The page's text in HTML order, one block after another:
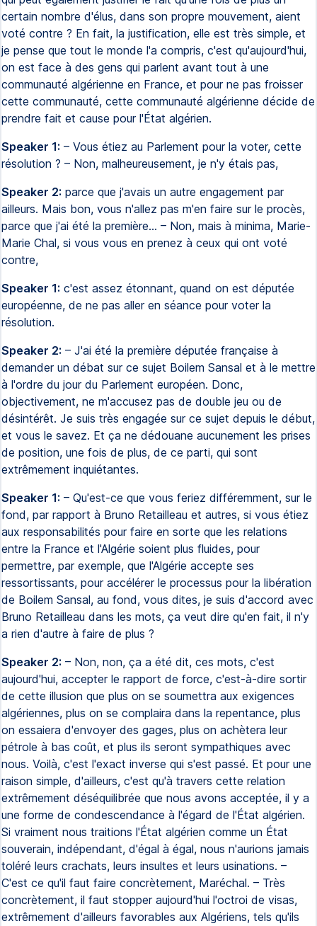
certain nombre d'élus, dans son propre mouvement, aient
voté contre ? En fait, la justification, elle est très simple, et
je pense que tout le monde l'a compris, c'est qu'aujourd'hui,
on est face à des gens qui parlent avant tout à une
communauté algérienne en France, et pour ne pas froisser
cette communauté, cette communauté algérienne décide de
prendre fait et cause pour l'État algérien.
Speaker 1: – Vous étiez au Parlement pour la voter, cette
résolution ? – Non, malheureusement, je n'y étais pas,
Speaker 2: parce que j'avais un autre engagement par
ailleurs. Mais bon, vous n'allez pas m'en faire sur le procès,
parce que j'ai été la première… – Non, mais à minima, Marie-
Marie Chal, si vous vous en prenez à ceux qui ont voté
contre,
Speaker 1: c'est assez étonnant, quand on est députée
européenne, de ne pas aller en séance pour voter la
résolution.
Speaker 2: – J'ai été la première députée française à
demander un débat sur ce sujet Boilem Sansal et à le mettre
à l'ordre du jour du Parlement européen. Donc,
objectivement, ne m'accusez pas de double jeu ou de
désintérêt. Je suis très engagée sur ce sujet depuis le début,
et vous le savez. Et ça ne dédouane aucunement les prises
de position, une fois de plus, de ce parti, qui sont
extrêmement inquiétantes.
Speaker 1: – Qu'est-ce que vous feriez différemment, sur le
fond, par rapport à Bruno Retailleau et autres, si vous étiez
aux responsabilités pour faire en sorte que les relations
entre la France et l'Algérie soient plus fluides, pour
permettre, par exemple, que l'Algérie accepte ses
ressortissants, pour accélérer le processus pour la libération
de Boilem Sansal, au fond, vous dites, je suis d'accord avec
Bruno Retailleau dans les mots, ça veut dire qu'en fait, il n'y
a rien d'autre à faire de plus ?
Speaker 2: – Non, non, ça a été dit, ces mots, c'est
aujourd'hui, accepter le rapport de force, c'est-à-dire sortir
de cette illusion que plus on se soumettra aux exigences
algériennes, plus on se complaira dans la repentance, plus
on essaiera d'envoyer des gages, plus on achètera leur
pétrole à bas coût, et plus ils seront sympathiques avec
nous. Voilà, c'est l'exact inverse qui s'est passé. Et pour une
raison simple, d'ailleurs, c'est qu'à travers cette relation
extrêmement déséquilibrée que nous avons acceptée, il y a
une forme de condescendance à l'égard de l'État algérien.
Si vraiment nous traitions l'État algérien comme un État
souverain, indépendant, d'égal à égal, nous n'aurions jamais
toléré leurs crachats, leurs insultes et leurs usinations. –
C'est ce qu'il faut faire concrètement, Maréchal. – Très
concrètement, il faut stopper aujourd'hui l'octroi de visas,
extrêmement d'ailleurs favorables aux Algériens, tels qu'ils